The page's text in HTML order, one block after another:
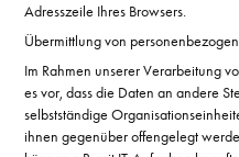
Adresszeile Ihres Browsers.
Übermittlung von
Im Rahmen unserer Verarbeitung
es vor, dass die Daten an andere
selbstständige
ihnen gegenüber offengelegt